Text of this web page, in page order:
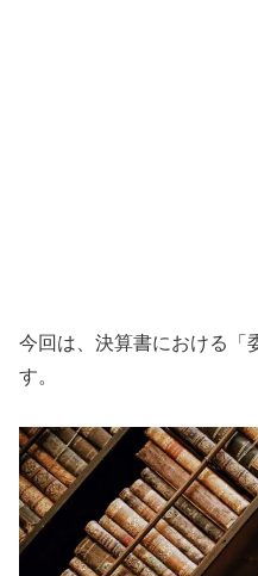
今回は、決算書における「
す。